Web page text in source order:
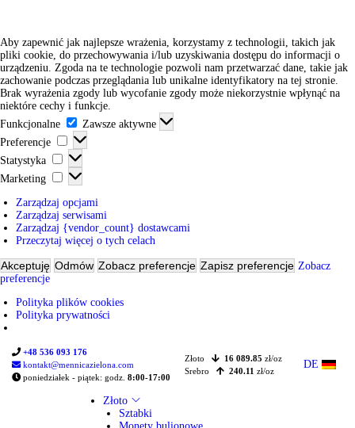
Aby zapewnić jak najlepsze wrażenia, korzystamy z technologii, takich jak
pliki cookie, do przechowywania i/lub uzyskiwania dostępu do informacji o
urządzeniu. Zgoda na te technologie pozwoli nam przetwarzać dane, takie jak
zachowanie podczas przeglądania lub unikalne identyfikatory na tej stronie.
Brak wyrażenia zgody lub wycofanie zgody może niekorzystnie wpłynąć na
niektóre cechy i funkcje.
Funkcjonalne
F
u
n
n
a
l
n
e
Zawsze aktywne
Preferencje
P
r
e
f
e
r
e
n
c
e
Statystyka
S
t
a
y
s
t
y
a
Marketing
M
a
k
e
i
n
g
Zarządzaj opcjami
Zarządzaj serwisami
Zarządzaj {vendor_count} dostawcami
Przeczytaj więcej o tych celach
Akceptuję Odmów Zobacz preferencje Zapisz preferencje Zobacz
preferencje
Polityka plików cookies
Polityka prywatności
+48 536 093 176
kontakt@mennicazielona.com
poniedziałek - piątek: godz. 8:00-17:00
Złoto 16 089.85 zł/oz
Srebro
240.11 zł/oz
DE
Złoto
Sztabki